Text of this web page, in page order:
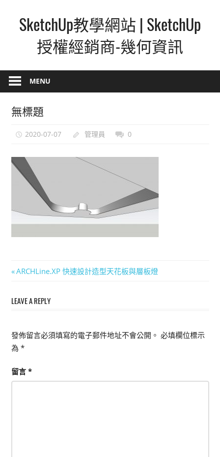
contentSketchUp教學網站 | SketchUp
授權經銷商-幾何資訊
–
最
覺
方
式,
的
MENU
無標題
2020-07-07 管理員 0
文
覽
Previous
ARCHLine.XP 快速設計造型天花板與層板燈
LEAVE A REPLY
發佈留言必須填寫的電子郵件地址不會公開。 必填欄位標示
為 *
留言 *